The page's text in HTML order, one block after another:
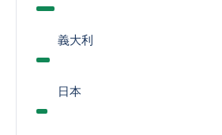
義大利
日本